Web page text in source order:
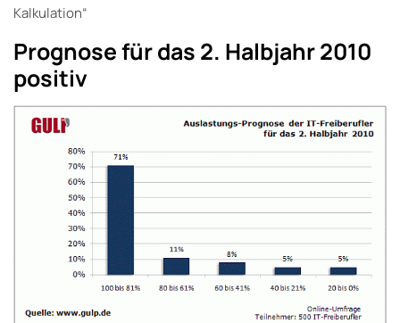
Kalkulation“
Prognose für das 2. Halbjahr 2010
positiv